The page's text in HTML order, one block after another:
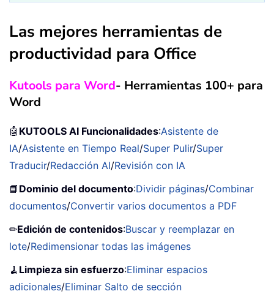
Las mejores herramientas de
productividad para Office
Kutools para Word- Herramientas 100+ para
Word
🤖 KUTOOLS AI Funcionalidades:Asistente de
IA/Asistente en Tiempo Real/Super Pulir/Super
Traducir/Redacción AI/Revisión con IA
📘 Dominio del documento:Dividir páginas/Combinar
documentos/Convertir varios documentos a PDF
✏Edición de contenidos:Buscar y reemplazar en
lote/Redimensionar todas las imágenes
🧹 Limpieza sin esfuerzo:Eliminar espacios
adicionales/Eliminar Salto de sección